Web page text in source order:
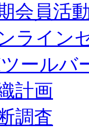
会員活
ライン
ールバ
計画
調査